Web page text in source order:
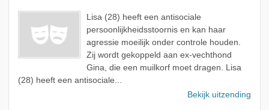
Lisa (28) heeft een antisociale
persoonlijkheidsstoornis en kan haar
agressie moeilijk onder controle houden.
Zij wordt gekoppeld aan ex-vechthond
Gina, die een muilkorf moet dragen. Lisa
(28) heeft een antisociale...
Bekijk uitzending